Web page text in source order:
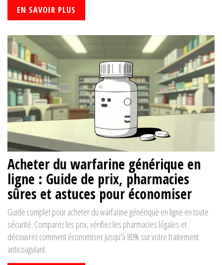
EN SAVOIR PLUS
Acheter du warfarine générique en
ligne : Guide de prix, pharmacies
sûres et astuces pour économiser
Guide complet pour acheter du warfarine générique en ligne en toute
sécurité. Comparez les prix, vérifiez les pharmacies légales et
découvrez comment économiser jusqu'à 80% sur votre traitement
anticoagulant.